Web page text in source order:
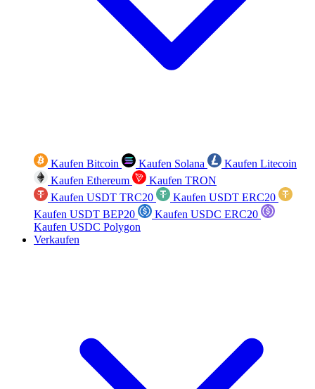
Kaufen Bitcoin Kaufen Solana
Kaufen Litecoin
Kaufen Ethereum
Kaufen TRON
Kaufen USDT TRC20
Kaufen USDT ERC20
Kaufen USDT BEP20
Kaufen USDC ERC20
Kaufen USDC Polygon
Verkaufen